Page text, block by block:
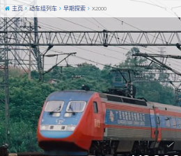
主页 动车组列车 早期探索 X2000